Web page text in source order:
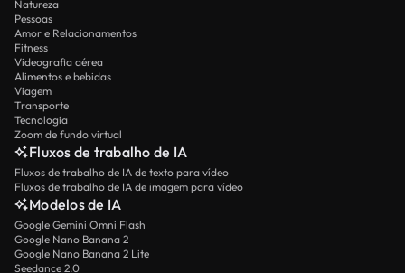
Natureza
Pessoas
Amor e Relacionamentos
Fitness
Videografia aérea
Alimentos e bebidas
Viagem
Transporte
Tecnologia
Zoom de fundo virtual
Fluxos de trabalho de IA
Fluxos de trabalho de IA de texto para vídeo
Fluxos de trabalho de IA de imagem para vídeo
Modelos de IA
Google Gemini Omni Flash
Google Nano Banana 2
Google Nano Banana 2 Lite
Seedance 2.0